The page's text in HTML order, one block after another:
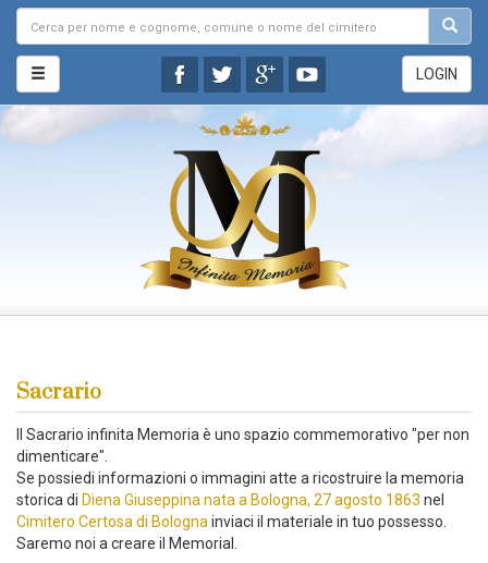
LOGIN
Sacrario
Il Sacrario infinita Memoria è uno spazio commemorativo "per non
dimenticare".
Se possiedi informazioni o immagini atte a ricostruire la memoria
storica di Diena Giuseppina nata a Bologna, 27 agosto 1863 nel
Cimitero Certosa di Bologna inviaci il materiale in tuo possesso.
Saremo noi a creare il Memorial.